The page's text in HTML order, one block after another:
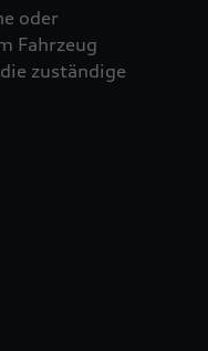
oder
Fahrzeug
zuständige